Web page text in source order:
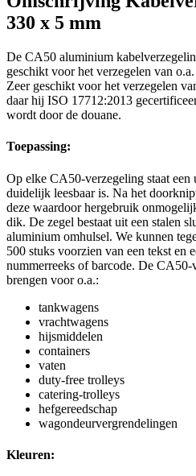
330 x 5 mm
De CA50 aluminium
geschikt voor het verzegelen van
Zeer geschikt voor het verzegelen
daar hij ISO 17712:2013
wordt door de douane.
Toepassing:
Op elke CA50-verzegeling staat een
duidelijk leesbaar is. Na het
deze waardoor hergebruik
dik. De zegel bestaat uit een stalen
aluminium omhulsel. We kunnen
500 stuks voorzien van een tekst en
nummerreeks of barcode. De
brengen voor o.a.:
tankwagens
vrachtwagens
hijsmiddelen
containers
vaten
duty-free trolleys
catering-trolleys
hefgereedschap
wagondeurvergrendelingen
Kleuren: